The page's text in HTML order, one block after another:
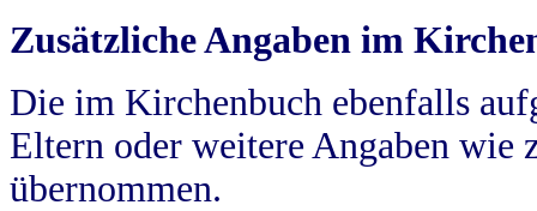
Zusätzliche Angaben im
Die im Kirchenbuch ebenfalls
Eltern oder weitere Angaben wie
übernommen.